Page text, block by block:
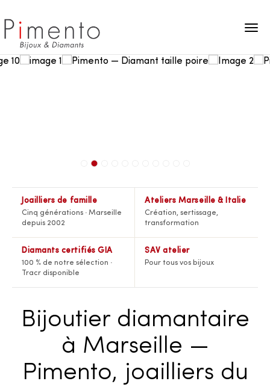
Joailliers de famille
Cinq générations · Marseille
depuis 2002
Ateliers Marseille & Italie
Création, sertissage,
transformation
Diamants certifiés GIA
100 % de notre sélection ·
Tracr disponible
SAV atelier
Pour tous vos bijoux
Bijoutier diamantaire
à Marseille —
Pimento, joailliers du